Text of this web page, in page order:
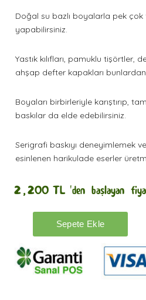
Doğal su bazlı boyalarla pek çok
yapabilirsiniz.
Yastık kılıfları, pamuklu tişörtler,
ahşap defter kapakları
Boyaları birbirleriyle karıştırıp,
baskılar da elde edebilirsiniz.
Serigrafi baskıyı deneyimlemek
esinlenen harikulade eserler
2,200 TL 'den başlayan